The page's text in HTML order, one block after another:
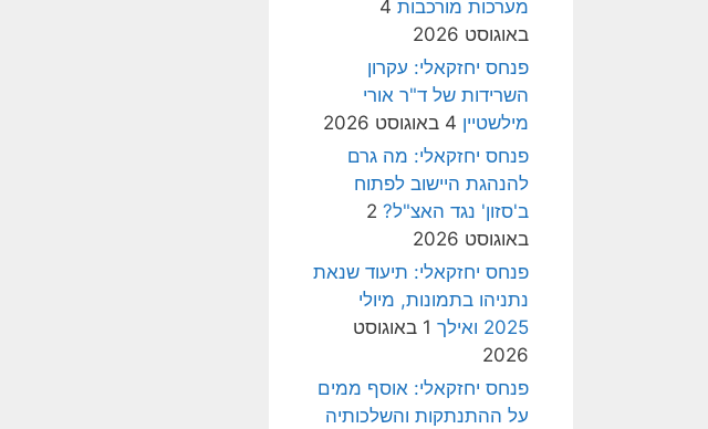
מערכות מורכבות 4
באוגוסט 2026
פנחס יחזקאלי: עקרון
השרידות של ד"ר אורי
מילשטיין 4 באוגוסט 2026
פנחס יחזקאלי: מה גרם
להנהגת היישוב לפתוח
ב'סזון' נגד האצ"ל? 2
באוגוסט 2026
פנחס יחזקאלי: תיעוד שנאת
נתניהו בתמונות, מיולי
2025 ואילך
1 באוגוסט
2026
פנחס יחזקאלי: אוסף ממים
על ההתנתקות והשלכותיה